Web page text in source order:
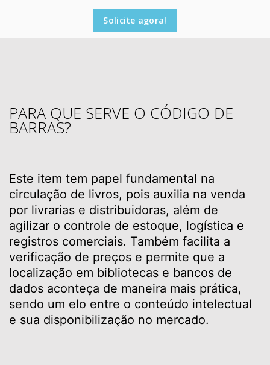
Solicite agora!
PARA QUE SERVE O CÓDIGO DE
BARRAS?
Este item tem papel fundamental na
circulação de livros, pois auxilia na venda
por livrarias e distribuidoras, além de
agilizar o controle de estoque, logística e
registros comerciais. Também facilita a
verificação de preços e permite que a
localização em bibliotecas e bancos de
dados aconteça de maneira mais prática,
sendo um elo entre o conteúdo intelectual
e sua disponibilização no mercado.